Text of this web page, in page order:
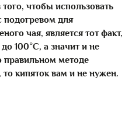
чтобы использовать
подогревом для
чая, является тот факт,
100°С, а значит и не
правильном методе
то кипяток вам и не нужен.